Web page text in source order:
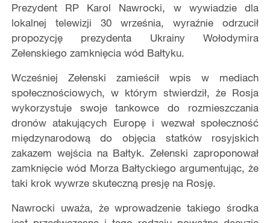
Prezydent RP Karol Nawrocki, w wywiadzie dla
lokalnej telewizji 30 września, wyraźnie odrzucił
propozycję prezydenta Ukrainy Wołodymira
Zełenskiego zamknięcia wód Bałtyku.
Wcześniej Zełenski zamieścił wpis w mediach
społecznościowych, w którym stwierdził, że Rosja
wykorzystuje swoje tankowce do rozmieszczania
dronów atakujących Europę i wezwał społeczność
międzynarodową do objęcia statków rosyjskich
zakazem wejścia na Bałtyk. Zełenski zaproponował
zamknięcie wód Morza Bałtyckiego argumentując, że
taki krok wywrze skuteczną presję na Rosję.
Nawrocki uważa, że wprowadzenie takiego środka